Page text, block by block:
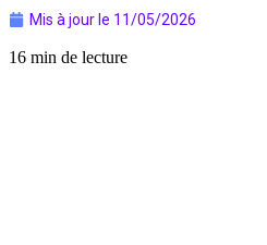
Mis à jour le 11/05/2026
16 min de lecture